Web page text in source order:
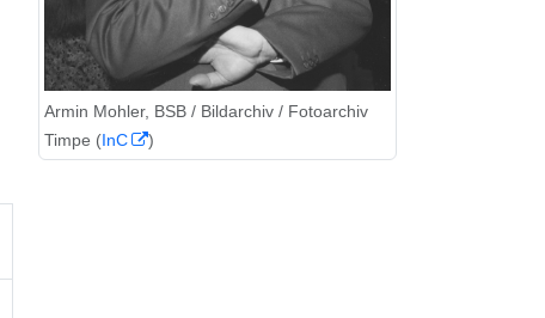
Armin Mohler, BSB / Bildarchiv / Fotoarchiv
Timpe (InC )